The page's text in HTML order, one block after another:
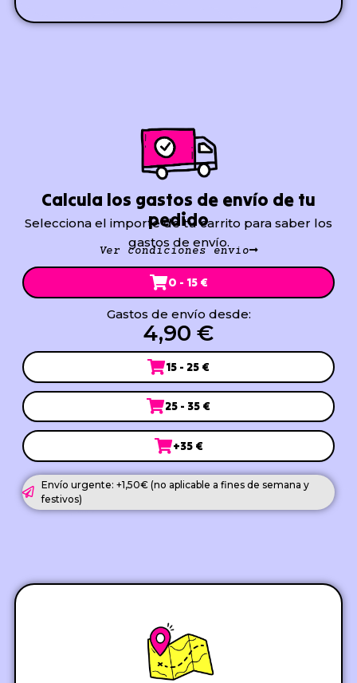
Calcula los gastos de envío de tu
pedido
Selecciona el importe de tu carrito para saber los
gastos de envío.
Ver condiciones envío
0 - 15 €
15 - 25 €
25 - 35 €
+35 €
Gastos de envío desde:
4,90 €
Envío urgente: +1,50€ (no aplicable a fines de semana y
festivos)